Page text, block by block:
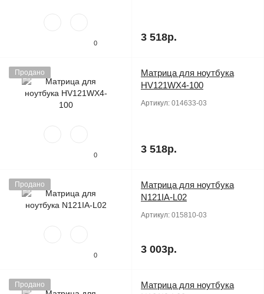
0 3 518р.
Продано
0
Матрица для ноутбука
HV121WX4-100
Артикул: 014633-03
3 518р.
Продано
0
Матрица для ноутбука
N121IA-L02
Артикул: 015810-03
3 003р.
Продано
Матрица для ноутбука